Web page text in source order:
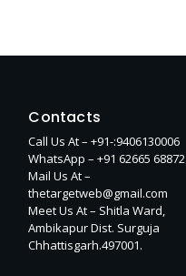
Contacts
Call Us At – +91-:9406130006
WhatsApp – +91 62665 68872
Mail Us At –
thetargetweb@gmail.com
Meet Us At – Shitla Ward,
Ambikapur Dist. Surguja
Chhattisgarh.497001.